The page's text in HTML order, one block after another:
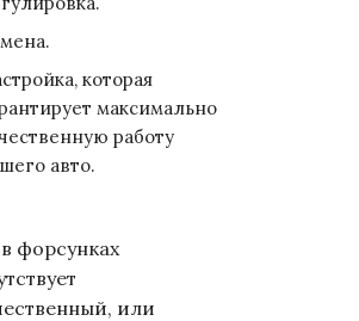
которая
максимально
работу
авто.
форсунках
или